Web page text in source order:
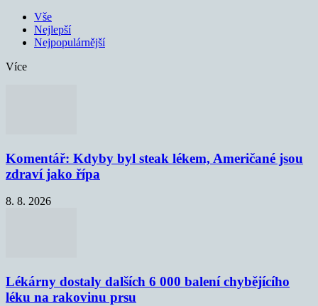
Vše
Nejlepší
Nejpopulárnější
Více
Komentář: Kdyby byl steak lékem, Američané jsou
zdraví jako řípa
8. 8. 2026
Lékárny dostaly dalších 6 000 balení chybějícího
léku na rakovinu prsu